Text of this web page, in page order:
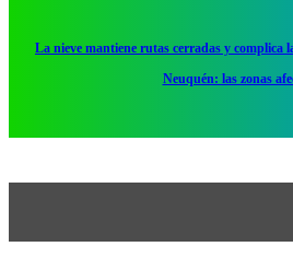
La nieve mantiene rutas cerradas y complica
Neuquén: las zonas